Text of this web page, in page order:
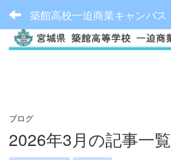
築館高校一迫商業キャンパス
ブログ
2026年3月の記事一覧